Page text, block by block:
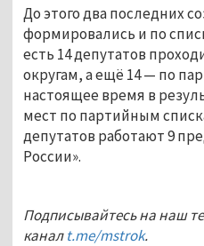
До этого два последних
формировались и по
есть 14 депутатов
округам, а ещё 14 — по
настоящее время в
мест по партийным
депутатов работают 9
России».
Подписывайтесь на наш
каналt.me/mstrok.